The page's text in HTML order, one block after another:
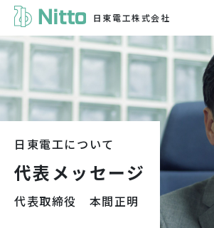
日東電工株式会社
日東電工について
代表メッセージ
代表取締役 本間正明